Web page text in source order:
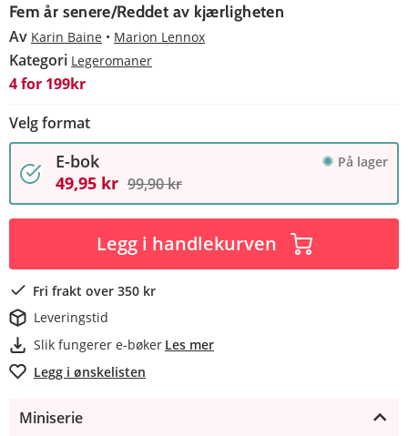
Fem år senere/Reddet av kjærligheten
Av Karin Baine Marion Lennox
Kategori Legeromaner
4 for 199kr
Velg format
E-bok På lager
49,95 kr 99,90 kr
Legg i handlekurven
Fri frakt over 350 kr
Leveringstid
Slik fungerer e-bøker Les mer
Legg i ønskelisten
Miniserie